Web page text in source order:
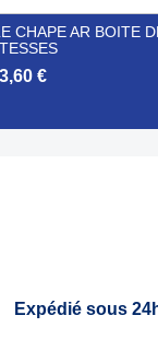
CHAPE AR BOITE
3,60 €
Expédié sous